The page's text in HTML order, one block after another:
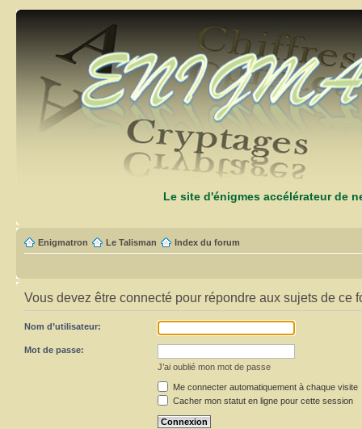
Le site d'énigmes accélérateur de
Enigmatron Le Talisman Index du forum
Vous devez être connecté pour répondre aux sujets de ce
Nom d’utilisateur:
Mot de passe:
J’ai oublié mon mot de passe
Me connecter automatiquement à chaque visite
Cacher mon statut en ligne pour cette session